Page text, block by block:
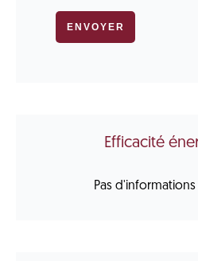
ENVOYER
Efficacité
Pas